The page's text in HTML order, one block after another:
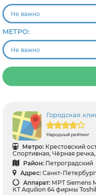
МЕТРО:
Городская
Народный рейтинг
Метро: Крестовский
Спортивная, Чёрная
Район: Петроградский
Адрес: Санкт-
Аппарат: МРТ Siemens
КТ Aquilion 64 фирмы